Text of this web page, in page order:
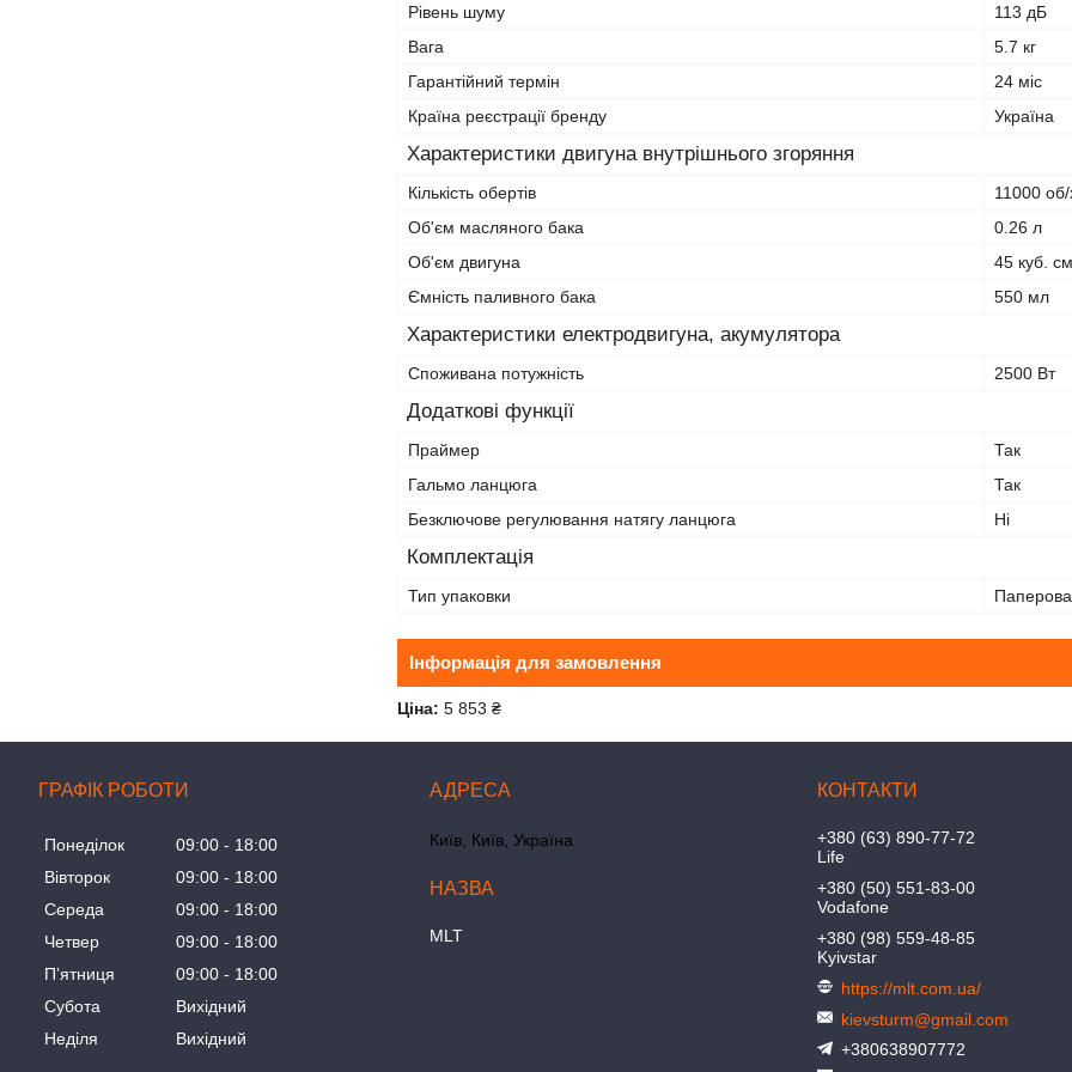
Рівень шуму
113 дБ
Вага
5.7 кг
Гарантійний термін
24 міс
Країна реєстрації бренду
Україна
Характеристики двигуна внутрішнього згоряння
Кількість обертів
11000 об/
Об'єм масляного бака
0.26 л
Об'єм двигуна
45 куб. см
Ємність паливного бака
550 мл
Характеристики електродвигуна, акумулятора
Споживана потужність 2500 Вт
Додаткові функції
Праймер
Так
Гальмо ланцюга
Так
Безключове регулювання натягу ланцюга
Ні
Комплектація
Тип упаковки
Інформація для замовлення
Ціна: 5 853 ₴
ГРАФІК РОБОТИ
Понеділок 09:00
18:00
Вівторок
09:00
18:00
Середа
09:00
18:00
Четвер
09:00
18:00
Пʼятниця
09:00
18:00
Субота
Вихідний
Неділя
Вихідний
Київ, Київ, Україна
MLT
+380 (63) 890-77-72
Life
+380 (50) 551-83-00
Vodafone
+380 (98) 559-48-85
Kyivstar
https://mlt.com.ua/
kievsturm@gmail.com
+380638907772